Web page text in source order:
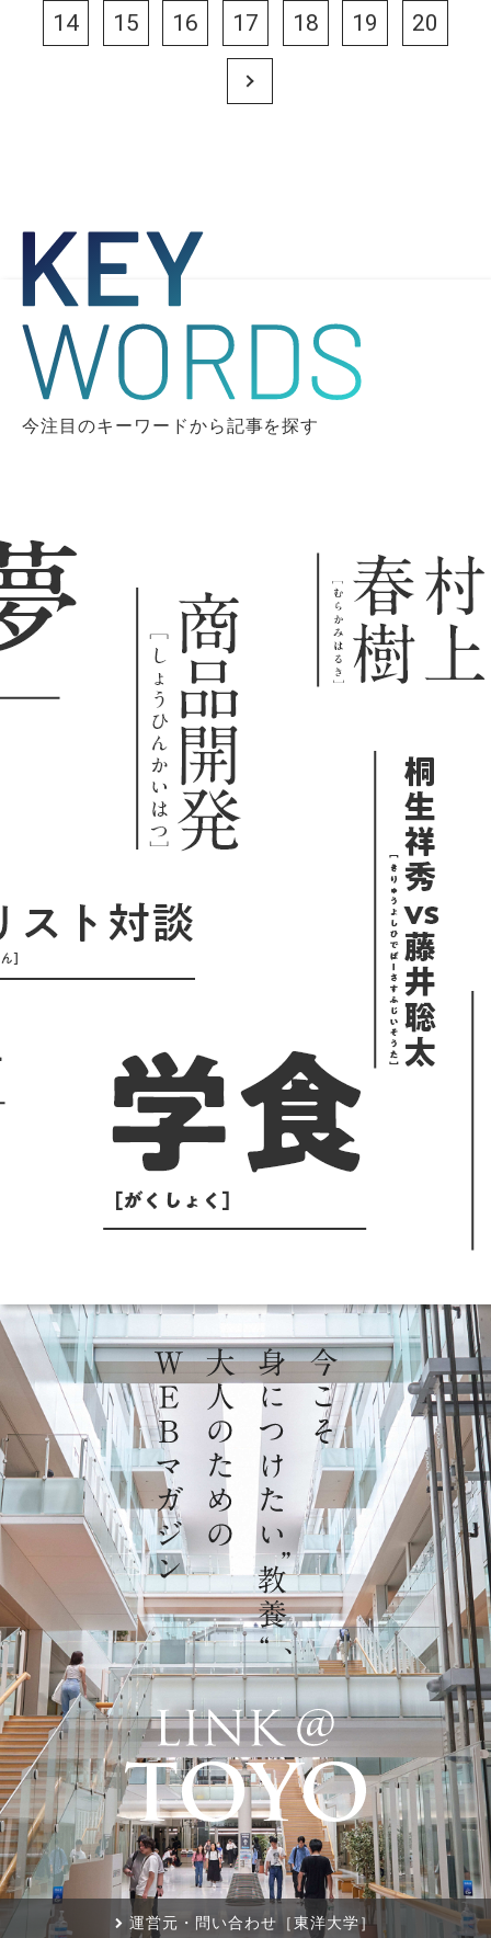
14 15 16 17 18 19 20
Next
今注目のキーワードから記事を探す
運営元・問い合わせ［東洋大学］